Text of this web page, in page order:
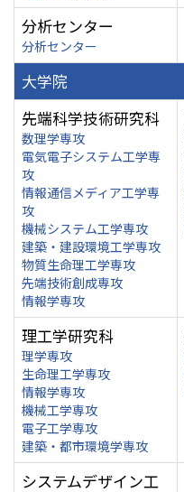
分析センター
分析センター
大学院
先端科学技術研究科
数理学専攻
電気電子システム工学専
攻
情報通信メディア工学専
攻
機械システム工学専攻
建築・建設環境工学専攻
物質生命理工学専攻
先端技術創成専攻
情報学専攻
理工学研究科
理学専攻
生命理工学専攻
情報学専攻
機械工学専攻
電子工学専攻
建築・都市環境学専攻
システムデザイン工